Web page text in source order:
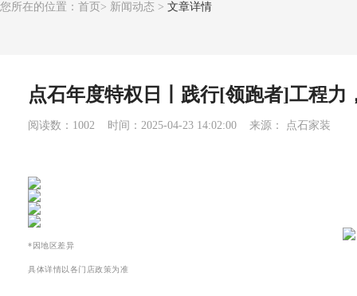
您所在的位置： 首页 > 新闻动态 > 文章详情
点石年度特权日丨践行[领跑者]工程力
阅读数：1002 时间：2025-04-23 14:02:00 来源： 点石家装
*因地区差异
具体详情以各门店政策为准